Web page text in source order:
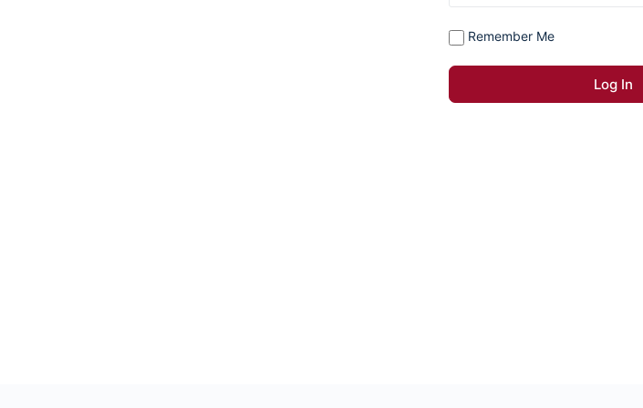
Remember Me